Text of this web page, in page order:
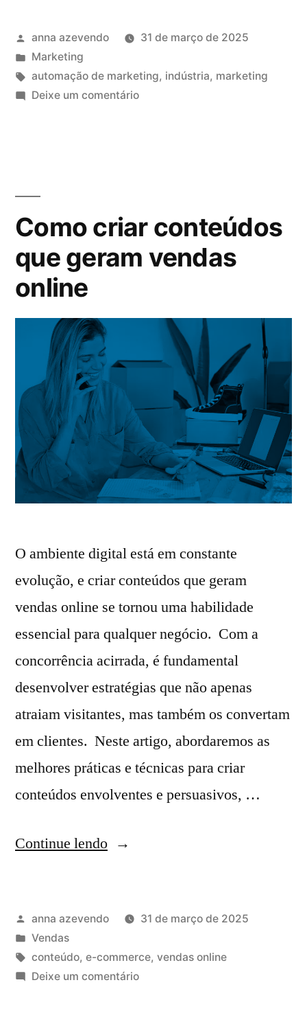
anna azevendo
31 de março de 2025
Marketing
automação de marketing, indústria, marketing
Deixe um comentário
Como criar conteúdos
que geram vendas
online
O ambiente digital está em constante
evolução, e criar conteúdos que geram
vendas online se tornou uma habilidade
essencial para qualquer negócio. Com a
concorrência acirrada, é fundamental
desenvolver estratégias que não apenas
atraiam visitantes, mas também os convertam
em clientes. Neste artigo, abordaremos as
melhores práticas e técnicas para criar
conteúdos envolventes e persuasivos, …
Continue lendo
anna azevendo
31 de março de 2025
Vendas
conteúdo, e-commerce, vendas online
Deixe um comentário